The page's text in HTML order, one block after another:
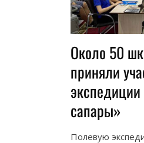
Около 50
приняли
сапары»
Полевую